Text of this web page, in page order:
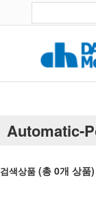
Automatic-
검색상품 (총 0개 상품)